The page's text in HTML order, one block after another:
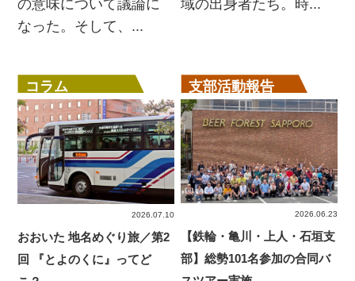
の意味について議論に
なった。そして、...
域の出身者たち。時...
コラム
2026.07.10
おおいた 地名めぐり旅／第2
回 『とよのくに』ってど
支部活動報告
2026.06.23
【鉄輪・亀川・上人・石垣支
部】総勢101名参加の合同バ